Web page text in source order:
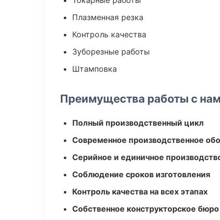
Плазменная резка
Контроль качества
Зуборезные работы
Штамповка
Преимущества работы с
Полный производственный цикл
Современное производственное
Серийное и единичное
Соблюдение сроков изготовления
Контроль качества на всех этапах
Собственное конструкторское бюро